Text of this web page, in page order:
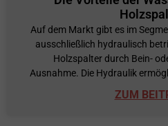
Auf dem Markt gibt es im
ausschließlich hydraulisch
Holzspalter durch Bein-
Ausnahme. Die Hydraulik
ZUM